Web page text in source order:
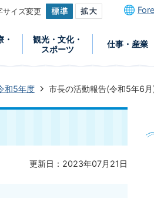
サイズ変更
・
観光・文化・
スポーツ
仕事・産業
和5年度 市長の活動報告(令和5年6月
更新日：2023年07月21日